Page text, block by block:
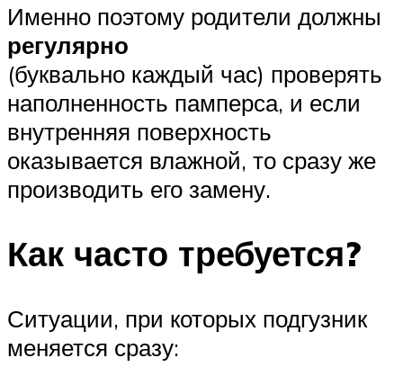
Именно поэтому родители должны
регулярно
(буквально каждый час) проверять
наполненность памперса, и если
внутренняя поверхность
оказывается влажной, то сразу же
производить его замену.
Как часто требуется?
Ситуации, при которых подгузник
меняется сразу: